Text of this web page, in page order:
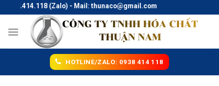
to
content
(Zalo) - Mail: thunaco@gmail.com
HOTLINE/ZALO: 0938 414 118